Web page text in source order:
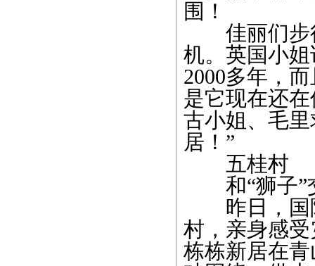
围！
佳丽们步行
机。英国小
2000多年，
是它现在还
古小姐、毛
居！”
五桂村
和“狮子”
昨日，国际
村，亲身感
栋栋新居在